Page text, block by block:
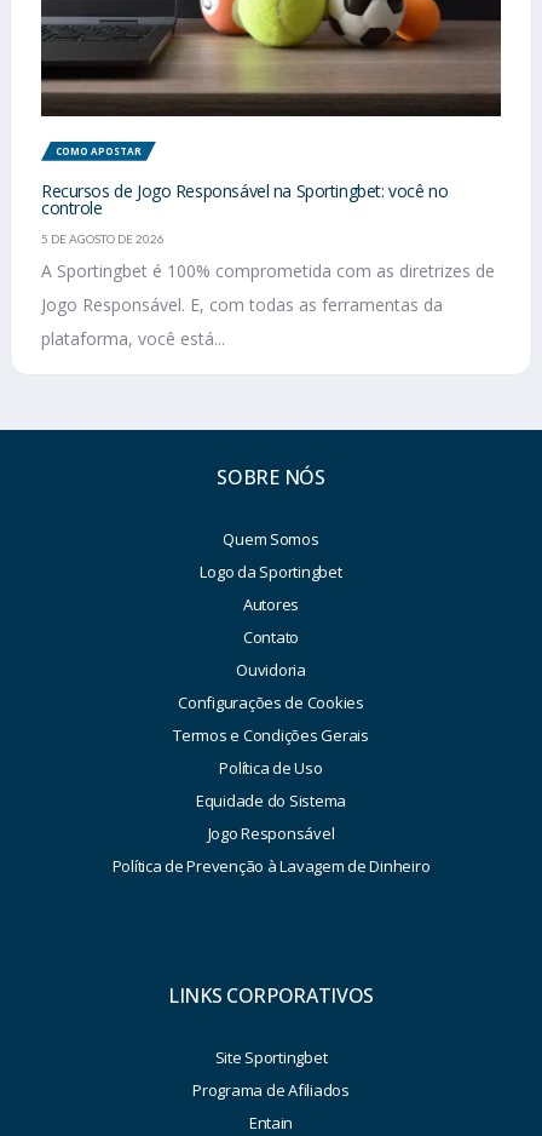
COMO APOSTAR
Recursos de Jogo Responsável na Sportingbet: você no
controle
5 DE AGOSTO DE 2026
A Sportingbet é 100% comprometida com as diretrizes de
Jogo Responsável. E, com todas as ferramentas da
plataforma, você está...
SOBRE NÓS
Quem Somos
Logo da Sportingbet
Autores
Contato
Ouvidoria
Configurações de Cookies
Termos e Condições Gerais
Política de Uso
Equidade do Sistema
Jogo Responsável
Política de Prevenção à Lavagem de Dinheiro
LINKS CORPORATIVOS
Site Sportingbet
Programa de Afiliados
Entain